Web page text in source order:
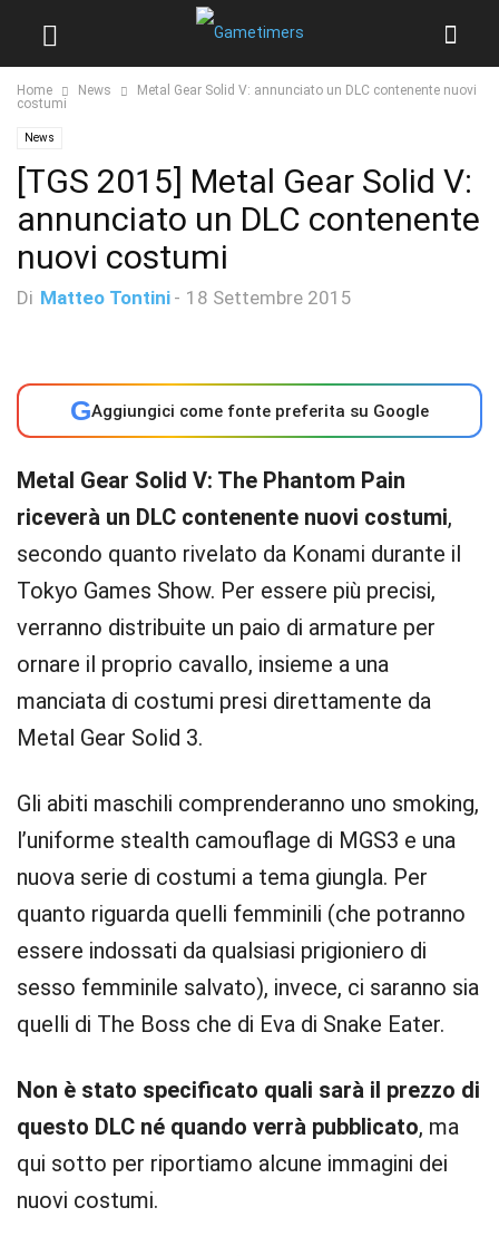
Home News
Metal Gear Solid V: annunciato un DLC contenente nuovi
costumi
News
[TGS 2015] Metal Gear Solid V:
annunciato un DLC contenente
nuovi costumi
Di Matteo Tontini - 18 Settembre 2015
GAggiungici come fonte preferita su Google
Metal Gear Solid V: The Phantom Pain
riceverà un DLC contenente nuovi costumi,
secondo quanto rivelato da Konami durante il
Tokyo Games Show. Per essere più precisi,
verranno distribuite un paio di armature per
ornare il proprio cavallo, insieme a una
manciata di costumi presi direttamente da
Metal Gear Solid 3.
Gli abiti maschili comprenderanno uno smoking,
l’uniforme stealth camouflage di MGS3 e una
nuova serie di costumi a tema giungla. Per
quanto riguarda quelli femminili (che potranno
essere indossati da qualsiasi prigioniero di
sesso femminile salvato), invece, ci saranno sia
quelli di The Boss che di Eva di Snake Eater.
Non è stato specificato quali sarà il prezzo di
questo DLC né quando verrà pubblicato, ma
qui sotto per riportiamo alcune immagini dei
nuovi costumi.